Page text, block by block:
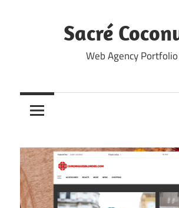
Sacré
Web Agency Portfolio